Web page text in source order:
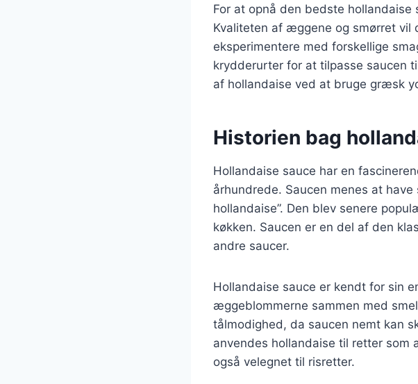
For at opnå den bedste
Kvaliteten af æggene og smørret vil
eksperimentere med forskellige
krydderurter for at tilpasse saucen
af hollandaise ved at bruge græsk
Historien bag
Hollandaise sauce har en
århundrede. Saucen menes at
hollandaise”. Den blev senere
køkken. Saucen er en del af den
andre saucer.
Hollandaise sauce er kendt for sin
æggeblommerne sammen med
tålmodighed, da saucen nemt kan
anvendes hollandaise til retter som
også velegnet til risretter.